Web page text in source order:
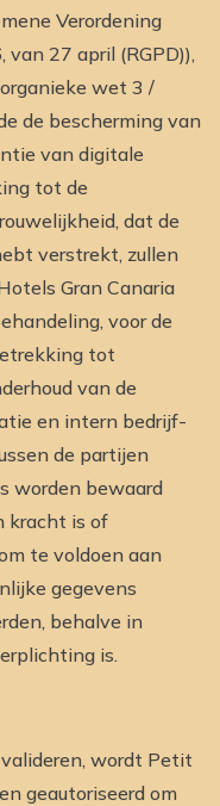
Verordening
27 april (RGPD)),
wet 3 /
de bescherming van
van digitale
tot de
dat de
verstrekt, zullen
Gran Canaria
voor de
tot
van de
en intern bedrijf-
de partijen
worden bewaard
kracht is of
te voldoen aan
gegevens
behalve in
is.
wordt Petit
geautoriseerd om